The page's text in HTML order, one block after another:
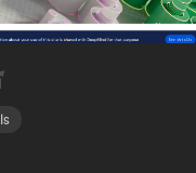
Bedürfnisse von